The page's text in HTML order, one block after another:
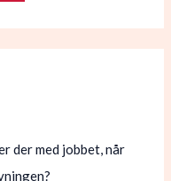
der med jobbet, når